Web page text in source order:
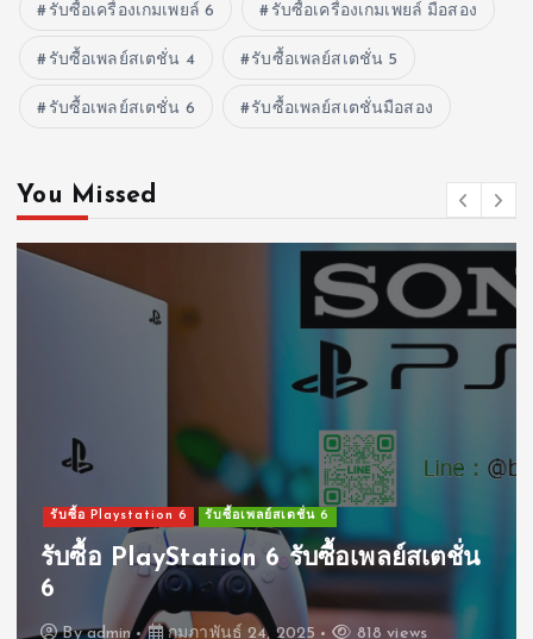
รับซื้อเครื่องเกมเพยล์ 6 รับซื้อเครื่องเกมเพยล์ มือสอง
รับซื้อเพลย์สเตชั่น 4 รับซื้อเพลย์สเตชั่น 5
รับซื้อเพลย์สเตชั่น 6 รับซื้อเพลย์สเตชั่นมือสอง
You Missed
รับซื้อ Playstation 6 รับซื้อเพลย์สเตชั่น 6
รับซื้อ PlayStation 6 รับซื้อเพลย์สเตชั่น
6
Byadmin กุมภาพันธ์ 24, 2025 818 views